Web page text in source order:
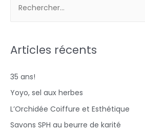
Articles récents
35 ans!
Yoyo, sel aux herbes
L’Orchidée Coiffure et Esthétique
Savons SPH au beurre de karité